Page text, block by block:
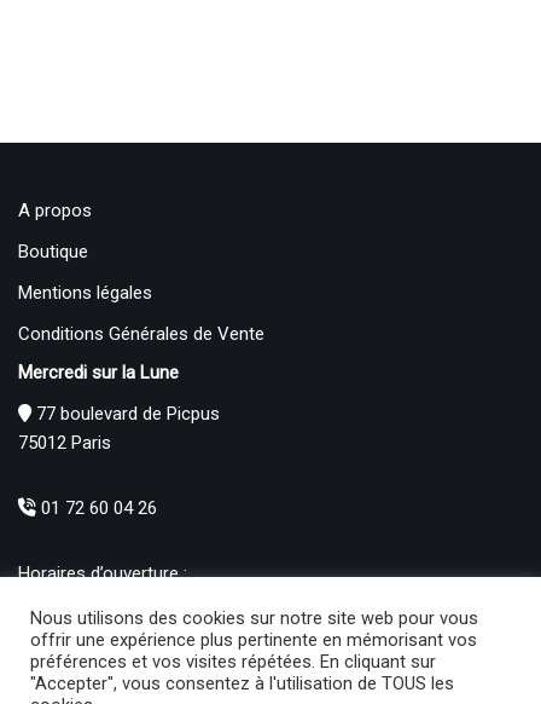
A propos
Boutique
Mentions légales
Conditions Générales de Vente
Mercredi sur la Lune
77 boulevard de Picpus
75012 Paris
01 72 60 04 26
Horaires d’ouverture :
Mercredi au Samedi : 10h30 – 19h00
Produits
Nous utilisons des cookies sur notre site web pour vous
offrir une expérience plus pertinente en mémorisant vos
préférences et vos visites répétées. En cliquant sur
"Accepter", vous consentez à l'utilisation de TOUS les